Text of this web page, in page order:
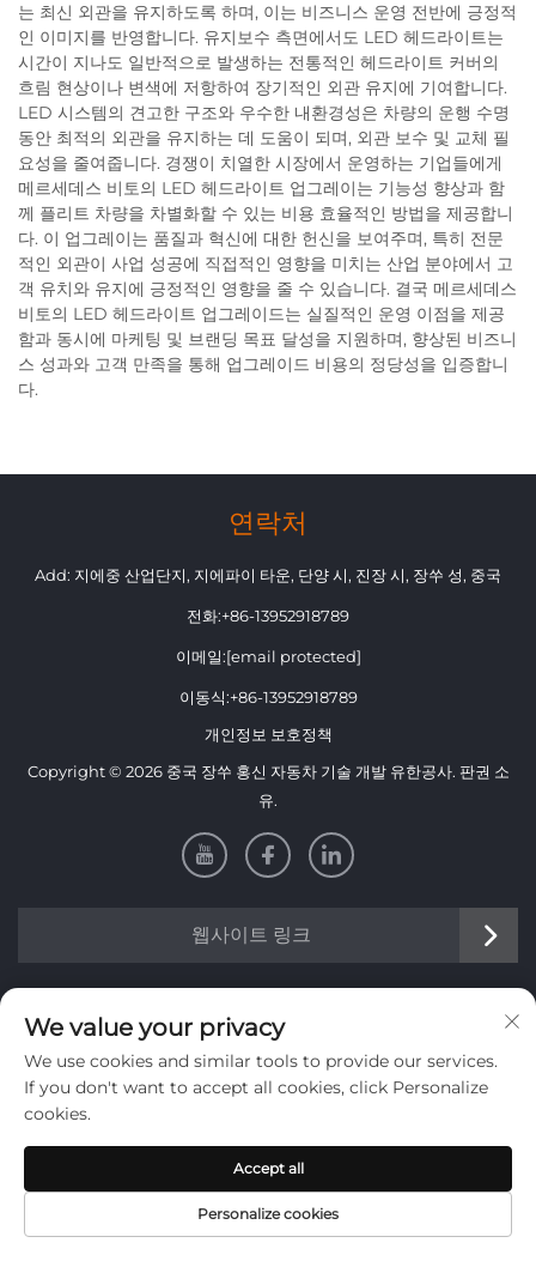
는 최신 외관을 유지하도록 하며, 이는 비즈니스 운영 전반에 긍정적
인 이미지를 반영합니다. 유지보수 측면에서도 LED 헤드라이트는
시간이 지나도 일반적으로 발생하는 전통적인 헤드라이트 커버의
흐림 현상이나 변색에 저항하여 장기적인 외관 유지에 기여합니다.
LED 시스템의 견고한 구조와 우수한 내환경성은 차량의 운행 수명
동안 최적의 외관을 유지하는 데 도움이 되며, 외관 보수 및 교체 필
요성을 줄여줍니다. 경쟁이 치열한 시장에서 운영하는 기업들에게
메르세데스 비토의 LED 헤드라이트 업그레이는 기능성 향상과 함
께 플리트 차량을 차별화할 수 있는 비용 효율적인 방법을 제공합니
다. 이 업그레이는 품질과 혁신에 대한 헌신을 보여주며, 특히 전문
적인 외관이 사업 성공에 직접적인 영향을 미치는 산업 분야에서 고
객 유치와 유지에 긍정적인 영향을 줄 수 있습니다. 결국 메르세데스
비토의 LED 헤드라이트 업그레이드는 실질적인 운영 이점을 제공
함과 동시에 마케팅 및 브랜딩 목표 달성을 지원하며, 향상된 비즈니
스 성과와 고객 만족을 통해 업그레이드 비용의 정당성을 입증합니
다.
연락처
Add: 지에중 산업단지, 지에파이 타운, 단양 시, 진장 시, 장쑤 성, 중국
전화:+86-13952918789
이메일:[email protected]
이동식:+86-13952918789
개인정보 보호정책
Copyright © 2026 중국 장쑤 홍신 자동차 기술 개발 유한공사. 판권 소
유.
웹사이트 링크
주간 뉴스레터를 받으려면 가입하세요
제출
We value your privacy
We use cookies and similar tools to provide our services.
If you don't want to accept all cookies, click Personalize
cookies.
Personalize cookies
Accept all